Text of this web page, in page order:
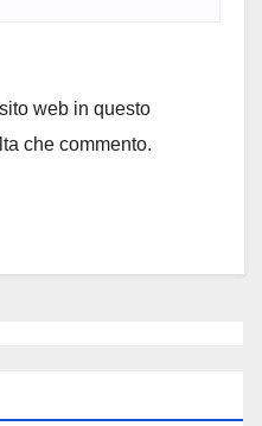
web in questo
che commento.